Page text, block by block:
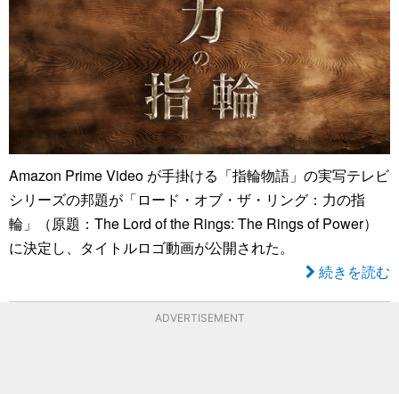
Amazon Prime Video が手掛ける「指輪物語」の実写テレビ
シリーズの邦題が「ロード・オブ・ザ・リング：力の指
輪」（原題：The Lord of the Rings: The Rings of Power）
に決定し、タイトルロゴ動画が公開された。
続きを読む
ADVERTISEMENT